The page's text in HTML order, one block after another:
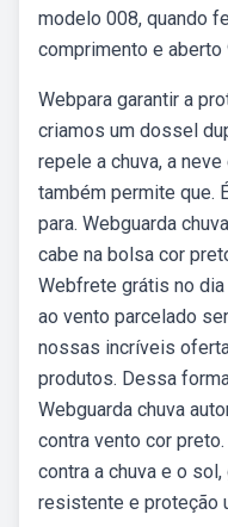
modelo 008, quando
comprimento e aberto
Webpara garantir a
criamos um dossel
repele a chuva, a
também permite que.
para. Webguarda
cabe na bolsa cor
Webfrete grátis no
ao vento parcelado
nossas incríveis
produtos. Dessa
Webguarda chuva
contra vento cor
contra a chuva e o
resistente e proteção